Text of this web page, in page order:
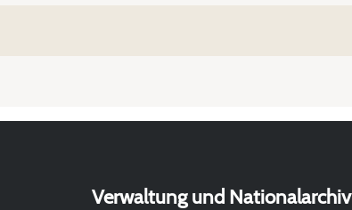
Verwaltung und Nationalarchiv